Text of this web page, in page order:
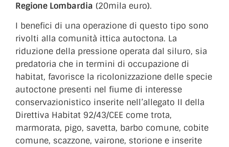
Regione Lombardia (20mila euro).
I benefici di una operazione di questo tipo sono
rivolti alla comunità ittica autoctona. La
riduzione della pressione operata dal siluro, sia
predatoria che in termini di occupazione di
habitat, favorisce la ricolonizzazione delle specie
autoctone presenti nel fiume di interesse
conservazionistico inserite nell’allegato II della
Direttiva Habitat 92/43/CEE come trota,
marmorata, pigo, savetta, barbo comune, cobite
comune, scazzone, vairone, storione e inserite